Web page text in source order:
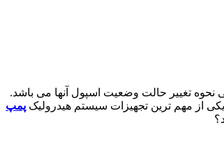
نحوه تغییر حالت وضعیت اسپول آنها می باشد.
یکی از مهم ترین تجهیزات سیستم هیدرولیک پمپ